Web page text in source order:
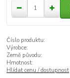
Číslo produktu:
Výrobce:
Země původu:
Hmotnost:
Hlídat cenu / dostupnost